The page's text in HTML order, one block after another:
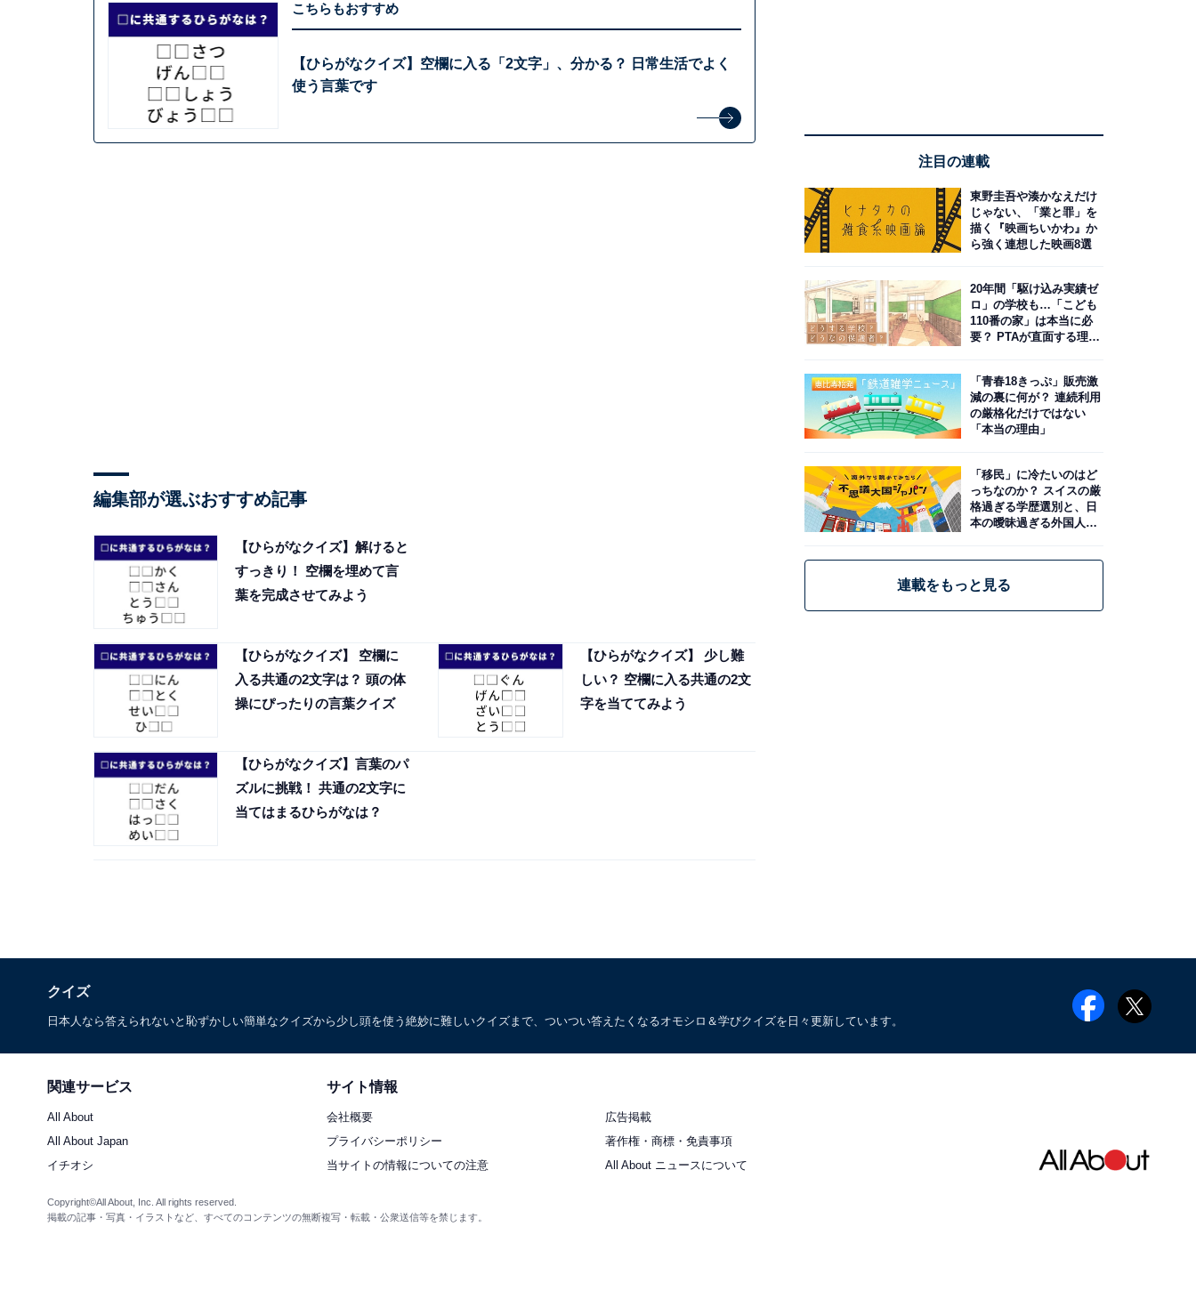
こちらもおすすめ
【ひらがなクイズ】空欄に入る「2文字」、分かる？ 日常生活でよく
使う言葉です
編集部が選ぶおすすめ記事
【ひらがなクイズ】解けると
すっきり！ 空欄を埋めて言
葉を完成させてみよう
【ひらがなクイズ】 空欄に
入る共通の2文字は？ 頭の体
操にぴったりの言葉クイズ
【ひらがなクイズ】 少し難
しい？ 空欄に入る共通の2文
字を当ててみよう
【ひらがなクイズ】言葉のパ
ズルに挑戦！ 共通の2文字に
当てはまるひらがなは？
注目の連載
東野圭吾や湊かなえだけ
じゃない、「業と罪」を
描く『映画ちいかわ』か
ら強く連想した映画8選
20年間「駆け込み実績ゼ
ロ」の学校も…「こども
110番の家」は本当に必
要？ PTAが直面する理想
「青春18きっぷ」販売激
減の裏に何が？ 連続利用
の厳格化だけではない
「本当の理由」
「移民」に冷たいのはど
っちなのか？ スイスの厳
格過ぎる学歴選別と、日
本の曖昧過ぎる外国人政
連載をもっと見る
クイズ
日本人なら答えられないと恥ずかしい簡単なクイズから少し頭を使う絶妙に難しいクイズまで、ついつい答えたくなるオモシロ＆学びクイズを日々更新しています。
関連サービス
All About
All About Japan
イチオシ
サイト情報
会社概要
広告掲載
プライバシーポリシー
著作権・商標・免責事項
当サイトの情報についての注意
All About ニュースについて
Copyright©All About, Inc. All rights reserved.
掲載の記事・写真・イラストなど、すべてのコンテンツの無断複写・転載・公衆送信等を禁じます。